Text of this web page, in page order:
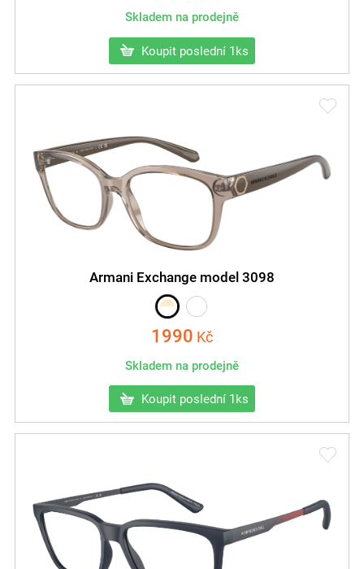
Skladem na prodejně
Koupit poslední 1ks
Armani Exchange model 3098
1990 Kč
Skladem na prodejně
Koupit poslední 1ks